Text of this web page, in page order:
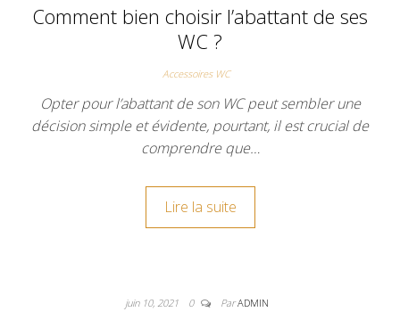
Comment bien choisir l’abattant de ses
WC ?
Accessoires WC
Opter pour l’abattant de son WC peut sembler une
décision simple et évidente, pourtant, il est crucial de
comprendre que…
Lire la suite
juin 10, 2021 0 ParADMIN